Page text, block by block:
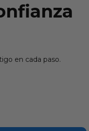
en cada paso.